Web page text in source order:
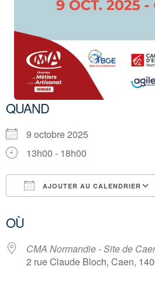
QUAND
9 octobre 2025
13h00 - 18h00
AJOUTER AU CALENDRIER
OÙ
CMA Normandie - Site de
2 rue Claude Bloch, Caen,